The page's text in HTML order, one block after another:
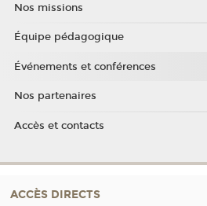
Nos missions
Équipe pédagogique
Événements et conférences
Nos partenaires
Accès et contacts
ACCÈS DIRECTS